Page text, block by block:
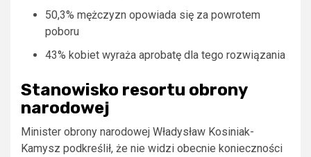
50,3% mężczyzn opowiada się za powrotem
poboru
43% kobiet wyraża aprobatę dla tego rozwiązania
Stanowisko resortu obrony
narodowej
Minister obrony narodowej Władysław Kosiniak-
Kamysz podkreślił, że nie widzi obecnie konieczności